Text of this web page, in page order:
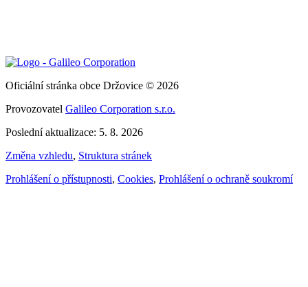
Oficiální stránka obce Držovice © 2026
Provozovatel Galileo Corporation s.r.o.
Poslední aktualizace: 5. 8. 2026
Změna vzhledu, Struktura stránek
Prohlášení o přístupnosti, Cookies, Prohlášení o ochraně soukromí